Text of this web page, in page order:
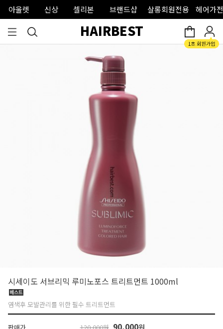
아울렛 신상 셀리본 브랜드샵 살롱회원전용 헤어가
HAIRBEST
시세이도 서브리믹 루미노포스 트리트먼트 1000ml
염색후 모발관리를 위한 필수 트리트먼트
90,000원